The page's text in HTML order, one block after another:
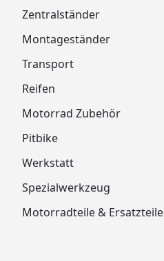
Zentralständer
Montageständer
Transport
Reifen
Motorrad Zubehör
Pitbike
Werkstatt
Spezialwerkzeug
Motorradteile & Ersatzteile